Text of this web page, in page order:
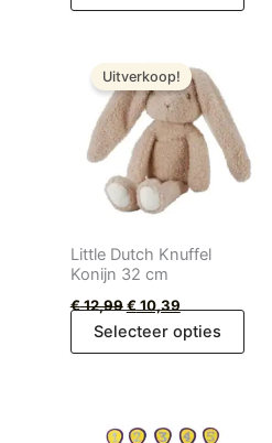
Uitverkoop!
Little Dutch Knuffel
Konijn 32 cm
€12,99
prijs
was:
€ 12,99.
€10,39
prijs
is:
€ 10,39.
Selecteer opties